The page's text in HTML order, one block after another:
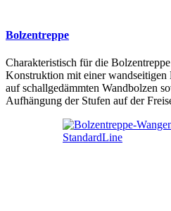
Bolzentreppe
Charakteristisch für die
Konstruktion mit einer wandseitigen
auf schallgedämmten Wandbolzen
Aufhängung der Stufen auf der